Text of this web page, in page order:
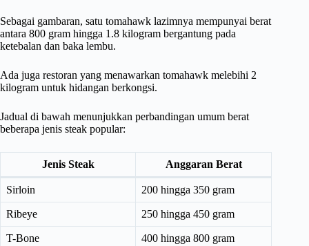
Sebagai gambaran, satu tomahawk lazimnya mempunyai berat
antara 800 gram hingga 1.8 kilogram bergantung pada
ketebalan dan baka lembu.
Ada juga restoran yang menawarkan tomahawk melebihi 2
kilogram untuk hidangan berkongsi.
Jadual di bawah menunjukkan perbandingan umum berat
beberapa jenis steak popular:
Jenis Steak Anggaran Berat
Sirloin 200 hingga 350 gram
Ribeye 250 hingga 450 gram
T-Bone 400 hingga 800 gram